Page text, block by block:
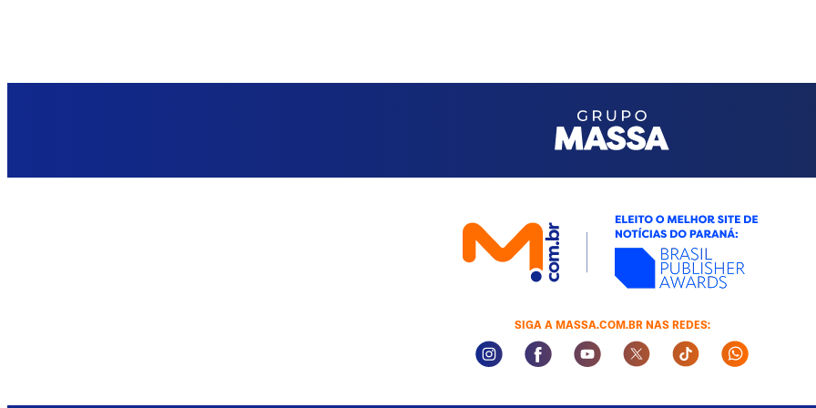
SIGA A MASSA.COM.BR NAS REDES:
Instagram Social Media
Facebook Social Media
Youtube Social Media
Twitter Social Media
Tiktok Social